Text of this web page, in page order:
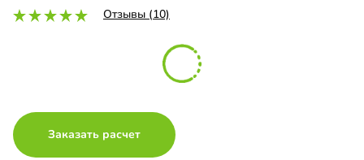
Отзывы (10)
Заказать расчет